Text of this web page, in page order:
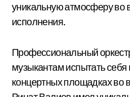
уникальную атмосферу во
исполнения.
Профессиональный
музыкантам испытать
концертных площадках во